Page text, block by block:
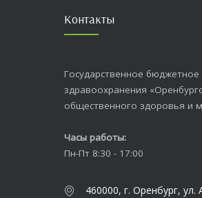
Контакты
Государственное
здравоохранения
общественного здоровья и
Часы работы:
Пн-Пт 8:30 - 17:00
460000, г. Оренбург, ул.